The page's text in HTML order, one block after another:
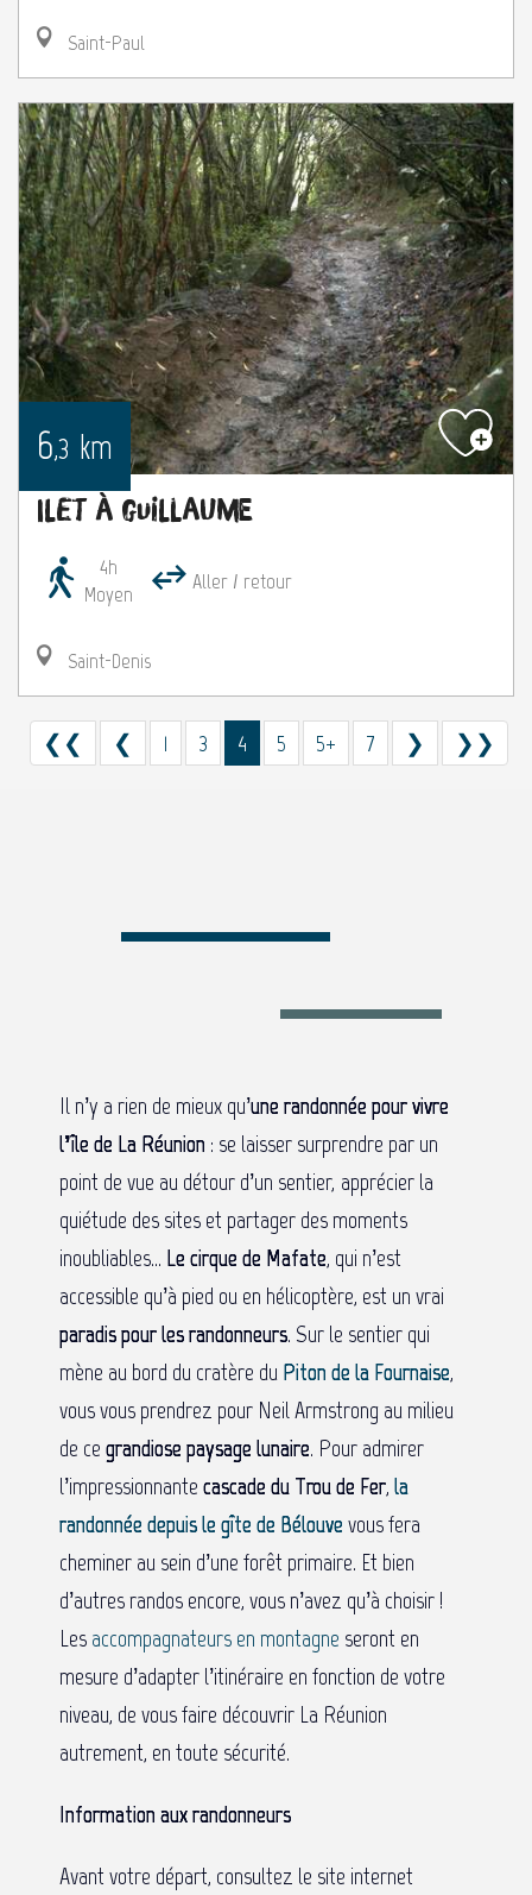
Saint-Paul
6,3 km
Ilet à Guillaume
4h
Moyen
Aller / retour
Saint-Denis
❮❮ ❮ 1 3 4 5 5+ 7 ❯ ❯❯
Il n’y a rien de mieux qu’une randonnée pour vivre
l’île de La Réunion : se laisser surprendre par un
point de vue au détour d’un sentier, apprécier la
quiétude des sites et partager des moments
inoubliables… Le cirque de Mafate, qui n’est
accessible qu’à pied ou en hélicoptère, est un vrai
paradis pour les randonneurs. Sur le sentier qui
mène au bord du cratère du Piton de la Fournaise,
vous vous prendrez pour Neil Armstrong au milieu
de ce grandiose paysage lunaire. Pour admirer
l’impressionnante cascade du Trou de Fer, la
randonnée depuis le gîte de Bélouve vous fera
cheminer au sein d’une forêt primaire. Et bien
d’autres randos encore, vous n’avez qu’à choisir !
Les accompagnateurs en montagne seront en
mesure d’adapter l’itinéraire en fonction de votre
niveau, de vous faire découvrir La Réunion
autrement, en toute sécurité.
Information aux randonneurs
Avant votre départ, consultez le site internet